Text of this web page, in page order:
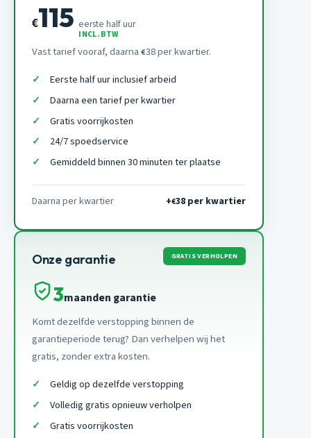
€115 eerste half uur
INCL. BTW
Vast tarief vooraf, daarna €38 per kwartier.
Eerste half uur inclusief arbeid
Daarna een tarief per kwartier
Gratis voorrijkosten
24/7 spoedservice
Gemiddeld binnen 30 minuten ter plaatse
Daarna per kwartier +€38 per kwartier
Onze garantie GRATIS VERHOLPEN
3maanden garantie
Komt dezelfde verstopping binnen de
garantieperiode terug? Dan verhelpen wij het
gratis, zonder extra kosten.
Geldig op dezelfde verstopping
Volledig gratis opnieuw verholpen
Gratis voorrijkosten